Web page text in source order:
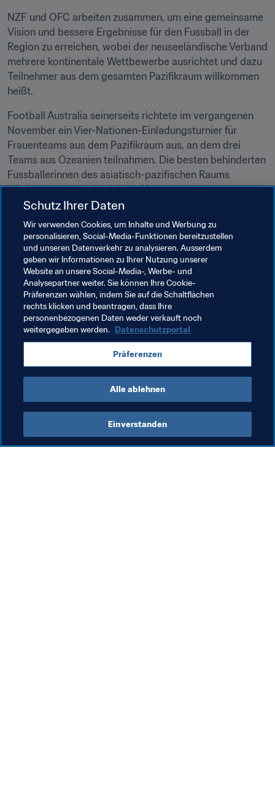
NZF und OFC arbeiten zusammen, um eine gemeinsame
Vision und bessere Ergebnisse für den Fussball in der
Region zu erreichen, wobei der neuseeländische Verband
mehrere kontinentale Wettbewerbe ausrichtet und dazu
Teilnehmer aus dem gesamten Pazifikraum willkommen
heißt.
Football Australia seinerseits richtete im vergangenen
November ein Vier-Nationen-Einladungsturnier für
Frauenteams aus dem Pazifikraum aus, an dem drei
Teams aus Ozeanien teilnahmen. Die besten behinderten
Fussballerinnen des asiatisch-pazifischen Raums
wiederum nehmen in einigen Monaten an der ersten
Auflage der IFCPF Asien-Ozeanien-Meisterschaft 2023
teil.
Verwandte Themen
FIFA Frauen-Weltmeisterschaft Australien &
Neuseeland 2023™
Australia AFC New Zealand OFC
Schutz Ihrer Daten
Wir verwenden Cookies, um Inhalte und Werbung zu
personalisieren, Social-Media-Funktionen bereitzustellen
und unseren Datenverkehr zu analysieren. Ausserdem
geben wir Informationen zu Ihrer Nutzung unserer
Website an unsere Social-Media-, Werbe- und
Analysepartner weiter. Sie können Ihre Cookie-
Präferenzen wählen, indem Sie auf die Schaltflächen
rechts klicken und beantragen, dass Ihre
personenbezogenen Daten weder verkauft noch
weitergegeben werden. Datenschutzportal
Präferenzen
Alle ablehnen
Einverstanden